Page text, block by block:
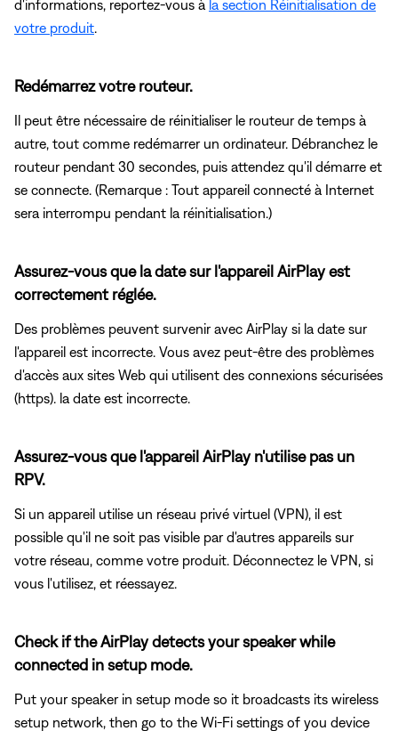
d'informations, reportez-vous à la section Réinitialisation de
votre produit
Redémarrez votre routeur.
Il peut être nécessaire de réinitialiser le routeur de temps à
autre, tout comme redémarrer un ordinateur. Débranchez le
routeur pendant 30 secondes, puis attendez qu'il démarre et
se connecte. (Remarque : Tout appareil connecté à Internet
sera interrompu pendant la réinitialisation.)
Assurez-vous que la date sur l'appareil AirPlay est
correctement réglée.
Des problèmes peuvent survenir avec AirPlay si la date sur
l'appareil est incorrecte. Vous avez peut-être des problèmes
d'accès aux sites Web qui utilisent des connexions sécurisées
(https). la date est incorrecte.
Assurez-vous que l'appareil AirPlay n'utilise pas un
RPV.
Si un appareil utilise un réseau privé virtuel (VPN), il est
possible qu'il ne soit pas visible par d'autres appareils sur
votre réseau, comme votre produit. Déconnectez le VPN, si
vous l'utilisez, et réessayez.
Check if the AirPlay detects your speaker while
connected in setup mode.
Put your speaker in setup mode so it broadcasts its wireless
setup network, then go to the Wi-Fi settings of you device